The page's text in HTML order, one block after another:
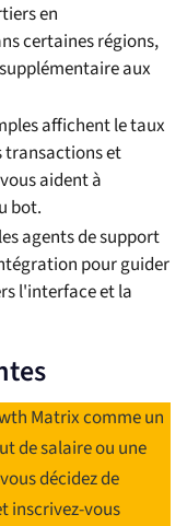
en
certaines régions,
aux
affichent le taux
transactions et
aident à
bot.
agents de support
pour guider
l'interface et la
Matrix comme un
de salaire ou une
décidez de
inscrivez-vous